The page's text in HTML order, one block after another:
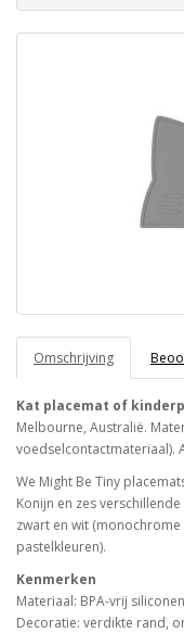
Omschrijving
Kat placemat of
Melbourne, Australië.
voedselcontactmateriaal).
We Might Be Tiny
Konijn en zes
zwart en wit
pastelkleuren).
Kenmerken
Materiaal: BPA-vrij
Decoratie: verdikte rand,